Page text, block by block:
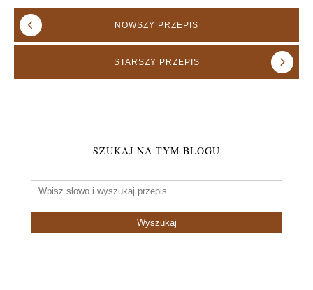
NOWSZY PRZEPIS
STARSZY PRZEPIS
SZUKAJ NA TYM BLOGU